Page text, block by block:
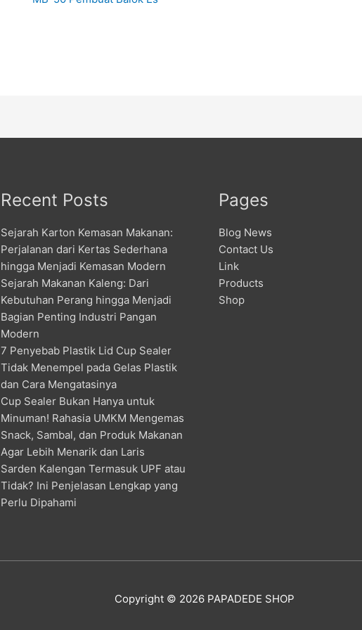
Recent Posts
Sejarah Karton Kemasan Makanan:
Perjalanan dari Kertas Sederhana
hingga Menjadi Kemasan Modern
Sejarah Makanan Kaleng: Dari
Kebutuhan Perang hingga Menjadi
Bagian Penting Industri Pangan
Modern
7 Penyebab Plastik Lid Cup Sealer
Tidak Menempel pada Gelas Plastik
dan Cara Mengatasinya
Cup Sealer Bukan Hanya untuk
Minuman! Rahasia UMKM Mengemas
Snack, Sambal, dan Produk Makanan
Agar Lebih Menarik dan Laris
Sarden Kalengan Termasuk UPF atau
Tidak? Ini Penjelasan Lengkap yang
Perlu Dipahami
Pages
Blog News
Contact Us
Link
Products
Shop
Copyright © 2026 PAPADEDE SHOP